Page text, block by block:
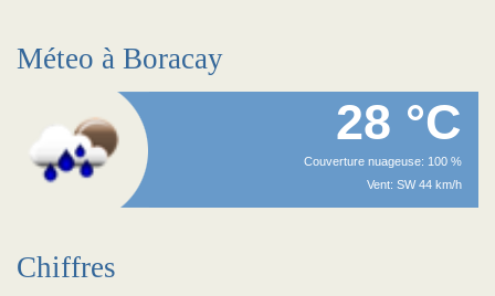
Méteo à Boracay
28 °C
Couverture nuageuse: 100 %
Vent: SW 44 km/h
Chiffres